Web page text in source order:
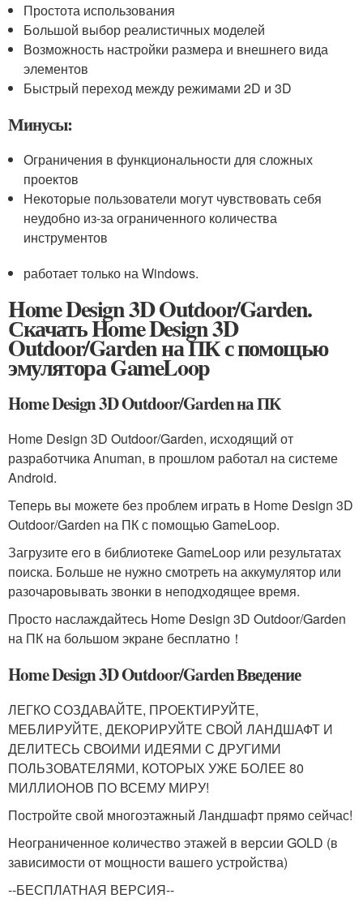
Простота использования
Большой выбор реалистичных моделей
Возможность настройки размера и внешнего вида
элементов
Быстрый переход между режимами 2D и 3D
Минусы:
Ограничения в функциональности для сложных
проектов
Некоторые пользователи могут чувствовать себя
неудобно из-за ограниченного количества
инструментов
работает только на Windows.
Home Design 3D Outdoor/Garden.
Скачать Home Design 3D
Outdoor/Garden на ПК с помощью
эмулятора GameLoop
Home Design 3D Outdoor/Garden на ПК
Home Design 3D Outdoor/Garden, исходящий от
разработчика Anuman, в прошлом работал на системе
Android.
Теперь вы можете без проблем играть в Home Design 3D
Outdoor/Garden на ПК с помощью GameLoop.
Загрузите его в библиотеке GameLoop или результатах
поиска. Больше не нужно смотреть на аккумулятор или
разочаровывать звонки в неподходящее время.
Просто наслаждайтесь Home Design 3D Outdoor/Garden
на ПК на большом экране бесплатно！
Home Design 3D Outdoor/Garden Введение
ЛЕГКО СОЗДАВАЙТЕ, ПРОЕКТИРУЙТЕ,
МЕБЛИРУЙТЕ, ДЕКОРИРУЙТЕ СВОЙ ЛАНДШАФТ И
ДЕЛИТЕСЬ СВОИМИ ИДЕЯМИ С ДРУГИМИ
ПОЛЬЗОВАТЕЛЯМИ, КОТОРЫХ УЖЕ БОЛЕЕ 80
МИЛЛИОНОВ ПО ВСЕМУ МИРУ!
Постройте свой многоэтажный Ландшафт прямо сейчас!
Неограниченное количество этажей в версии GOLD (в
зависимости от мощности вашего устройства)
--БЕСПЛАТНАЯ ВЕРСИЯ--